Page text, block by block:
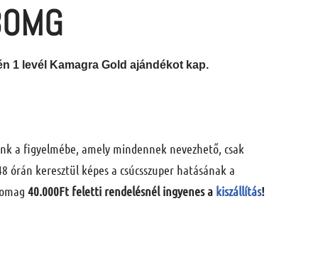
1 levél Kamagra Gold ajándékot kap.
a figyelmébe, amely mindennek nevezhető, csak
órán keresztül képes a csúcsszuper hatásának a
40.000Ft feletti rendelésnél ingyenes a kiszállítás!